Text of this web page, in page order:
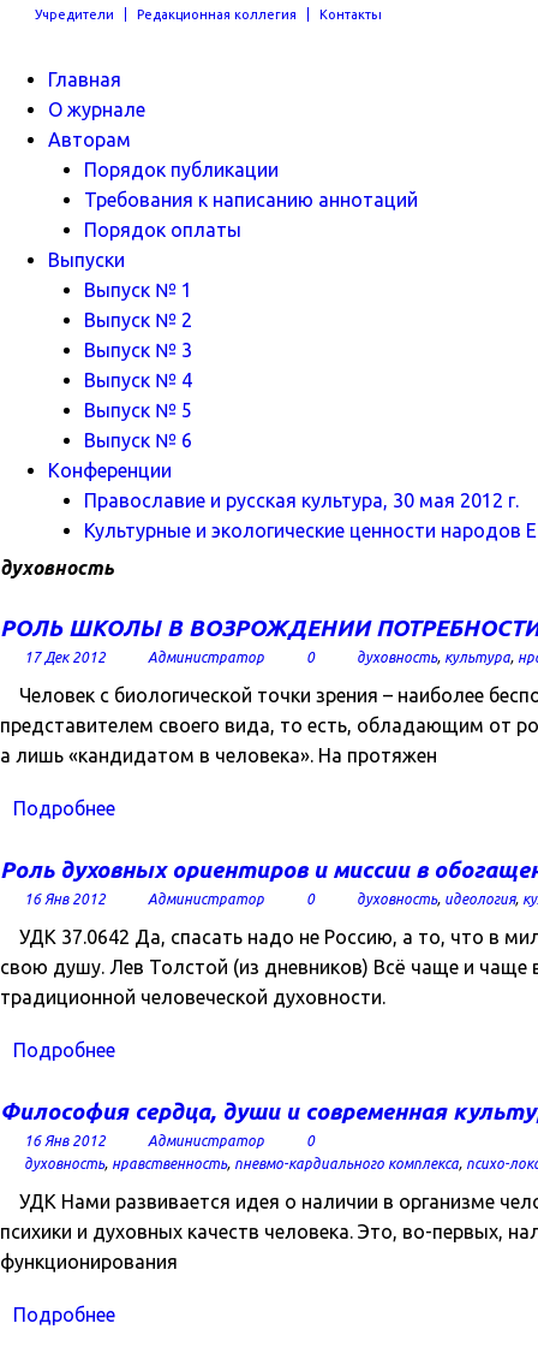
Учредители Редакционная коллегия Контакты
Главная
О журнале
Авторам
Порядок публикации
Требования к написанию аннотаций
Порядок оплаты
Выпуски
Выпуск № 1
Выпуск № 2
Выпуск № 3
Выпуск № 4
Выпуск № 5
Выпуск № 6
Конференции
Православие и русская культура, 30 мая 2012 г.
Культурные и экологические ценности народов
духовность
РОЛЬ ШКОЛЫ В ВОЗРОЖДЕНИИ
17 Дек 2012 Администратор 0 духовность, культура,
Человек с биологической точки зрения – наиболее
представителем своего вида, то есть, обладающим от
а лишь «кандидатом в человека». На протяжен
Подробнее
Роль духовных ориентиров и миссии в
16 Янв 2012 Администратор 0 духовность, идеология,
УДК 37.0642 Да, спасать надо не Россию, а то, что в
свою душу. Лев Толстой (из дневников) Всё чаще и
традиционной человеческой духовности.
Подробнее
Философия сердца, души и современная
16 Янв 2012 Администратор
0
духовность, нравственность, пневмо-кардиального комплекса, психо-
УДК Нами развивается идея о наличии в организме
психики и духовных качеств человека. Это, во-первых,
функционирования
Подробнее